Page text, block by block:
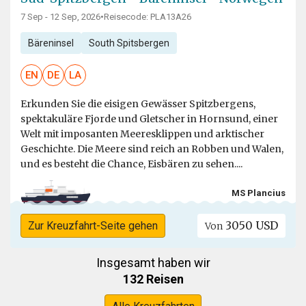
7 Sep - 12 Sep, 2026•Reisecode: PLA13A26
Bäreninsel South Spitsbergen
EN DE LA
Erkunden Sie die eisigen Gewässer Spitzbergens,
spektakuläre Fjorde und Gletscher in Hornsund, einer
Welt mit imposanten Meeresklippen und arktischer
Geschichte. Die Meere sind reich an Robben und Walen,
und es besteht die Chance, Eisbären zu sehen....
MS Plancius
Zur Kreuzfahrt-Seite gehen Von 3050 USD
Insgesamt haben wir
132 Reisen